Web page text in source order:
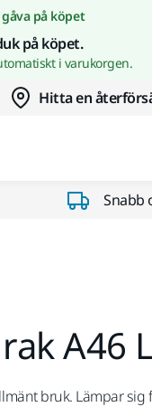
på köpet
på köpet.
i varukorgen.
Hitta en
Snabb
A46
bruk. Lämpar sig